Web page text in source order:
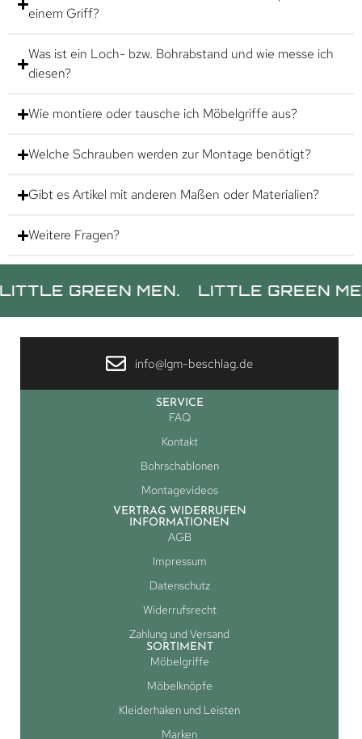
einem Griff?
Was ist ein Loch- bzw. Bohrabstand und wie messe ich
diesen?
Wie montiere oder tausche ich Möbelgriffe aus?
Welche Schrauben werden zur Montage benötigt?
Gibt es Artikel mit anderen Maßen oder Materialien?
Weitere Fragen?
GREEN MEN. LITTLE GREEN MEN.
info@lgm-beschlag.de
SERVICE
FAQ
Kontakt
Bohrschablonen
Montagevideos
VERTRAG WIDERRUFEN
INFORMATIONEN
AGB
Impressum
Datenschutz
Widerrufsrecht
Zahlung und Versand
SORTIMENT
Möbelgriffe
Möbelknöpfe
Kleiderhaken und Leisten
Marken